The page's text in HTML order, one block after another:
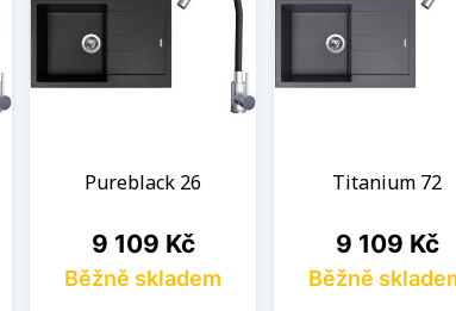
Pureblack 26
Cena
9 109 Kč
Běžně skladem
Titanium 72
Cena
9 109 Kč
Běžně